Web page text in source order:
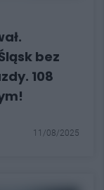
bez
108
11/08/2025